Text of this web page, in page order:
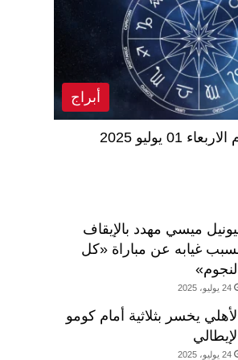
أبراج
يوليو 2025
ميسي مهدد بالإيقاف
غيابه عن مباراة «كل
النجوم»
24 يوليو، 2025
الأهلي يخسر بثلاثية أمام كومو
الإيطالي
24 يوليو، 2025